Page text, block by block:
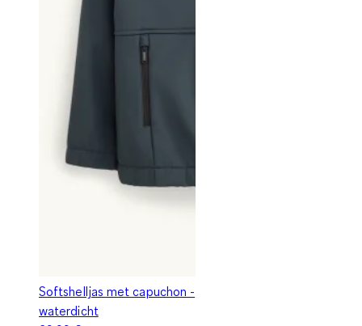
Softshelljas met capuchon -
waterdicht